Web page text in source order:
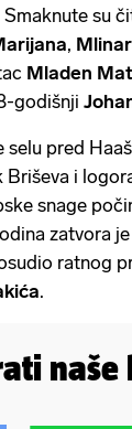
Smaknute su
,
Mladen
godišnji
selu pred
Briševa i
snage
zatvora
ratnog
.
naše